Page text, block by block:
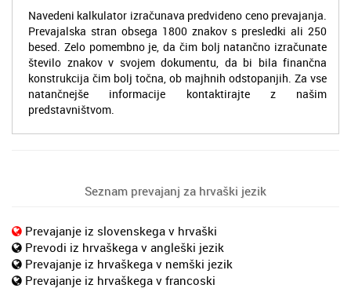
Navedeni kalkulator izračunava predvideno ceno prevajanja.
Prevajalska stran obsega 1800 znakov s presledki ali 250
besed. Zelo pomembno je, da čim bolj natančno izračunate
število znakov v svojem dokumentu, da bi bila finančna
konstrukcija čim bolj točna, ob majhnih odstopanjih. Za vse
natančnejše informacije kontaktirajte z našim
predstavništvom.
Seznam prevajanj za hrvaški jezik
Prevajanje iz slovenskega v hrvaški
Prevodi iz hrvaškega v angleški jezik
Prevajanje iz hrvaškega v nemški jezik
Prevajanje iz hrvaškega v francoski